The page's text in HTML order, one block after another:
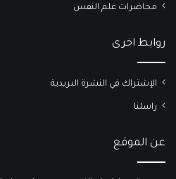
محاضرات علم النفس
روابط اخرى
الإشتراك في النشرة البريدية
راسلنا
عن الموقع